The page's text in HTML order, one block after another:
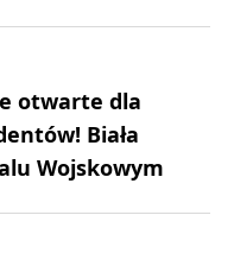
otwarte dla
Biała
Wojskowym